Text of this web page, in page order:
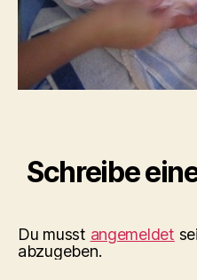
Schreibe
Du musst angemeldet
abzugeben.